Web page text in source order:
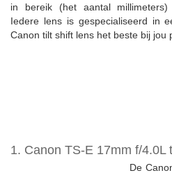
in bereik (het aantal
Iedere lens is gespecialiseerd in
Canon tilt shift lens het beste bij jou
1. Canon TS-E 17mm f/4.0L
De